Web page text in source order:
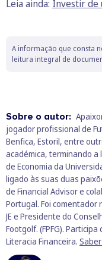
Leia ainda: Investir de
A informação que consta
leitura integral de
Sobre o autor:
jogador profissional de
Benfica, Estoril, entre
académica, terminando a
de Economia da
ligado às suas duas
de Financial Advisor e
Portugal. Foi comentador
JE e Presidente do
Footgolf. (FPFG).
Literacia Financeira.